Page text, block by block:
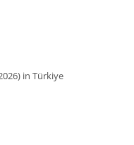
in Türkiye